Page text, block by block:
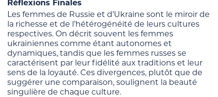
Réflexions Finales
Les femmes de Russie et d’Ukraine sont le miroir de
la richesse et de l’hétérogénéité de leurs cultures
respectives. On décrit souvent les femmes
ukrainiennes comme étant autonomes et
dynamiques, tandis que les femmes russes se
caractérisent par leur fidélité aux traditions et leur
sens de la loyauté. Ces divergences, plutôt que de
suggérer une comparaison, soulignent la beauté
singulière de chaque culture.